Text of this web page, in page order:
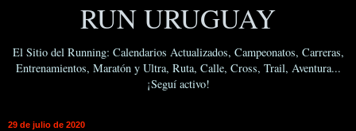
RUN URUGUAY
El Sitio del Running: Calendarios Actualizados, Campeonatos, Carreras,
Entrenamientos, Maratón y Ultra, Ruta, Calle, Cross, Trail, Aventura...
¡Seguí activo!
29 de julio de 2020